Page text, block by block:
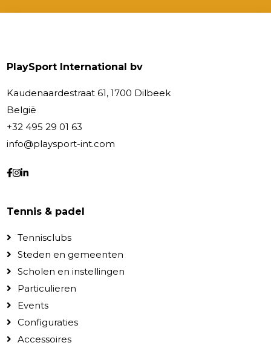
PlaySport International bv
Kaudenaardestraat 61, 1700 Dilbeek
België
+32 495 29 01 63
info@playsport-int.com
Tennis & padel
Tennisclubs
Steden en gemeenten
Scholen en instellingen
Particulieren
Events
Configuraties
Accessoires